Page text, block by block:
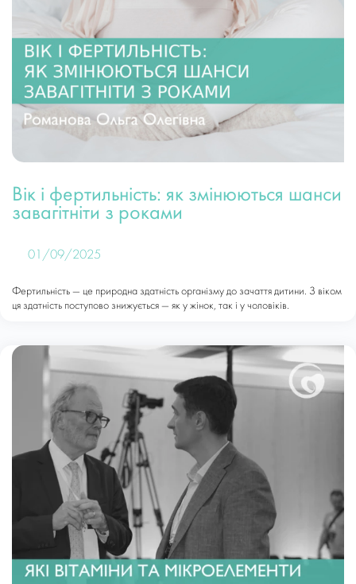
Вік і фертильність: як змінюються шанси
завагітніти з роками
01/09/2025
Фертильність — це природна здатність організму до зачаття дитини. З віком
ця здатність поступово знижується — як у жінок, так і у чоловіків.